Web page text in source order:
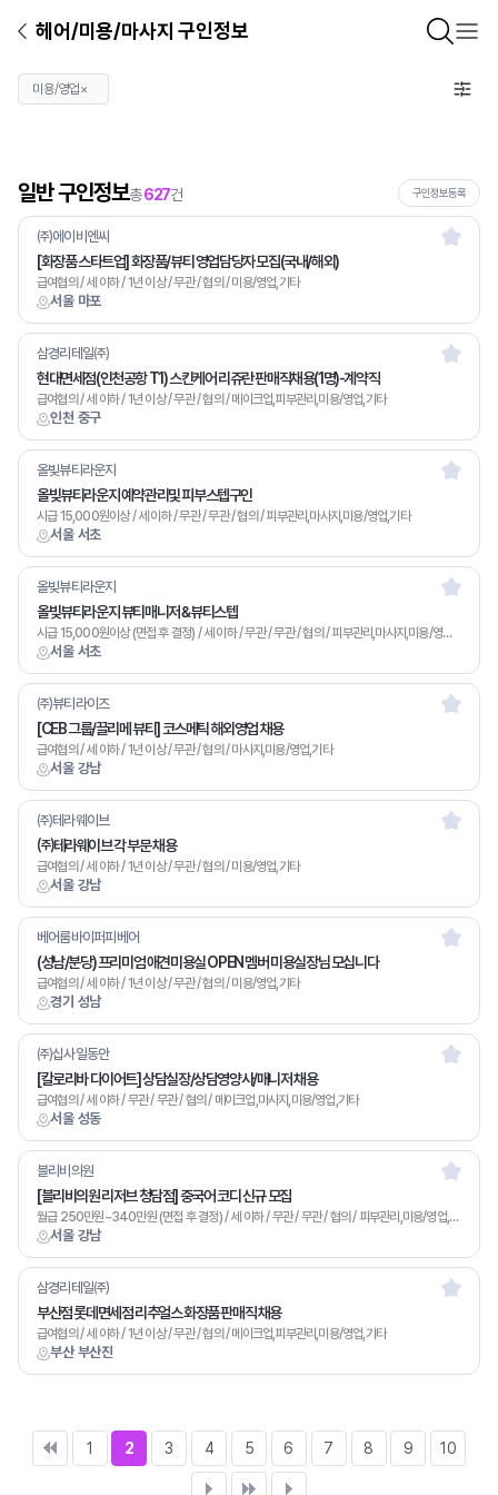
헤어/미용/마사지 구인정보
미용/영업×
일반 구인정보총627건 구인정보등록
서울 마포
㈜에이비엔씨
[화장품 스타트업] 화장품/뷰티 영업담당자 모집(국내/해외)
급여협의 / 세 이하 / 1년 이상 / 무관 / 협의 / 미용/영업,기타
인천 중구
삼경리테일㈜
현대면세점(인천공항 T1) 스킨케어 리쥬란 판매직채용(1명)-계약직
급여협의 / 세 이하 / 1년 이상 / 무관 / 협의 / 메이크업,피부관리,미용/영업,기타
서울 서초
올빚뷰티라운지
올빚뷰티라운지 예약관리및 피부스텝구인
시급 15,000원이상 / 세 이하 / 무관 / 무관 / 협의 / 피부관리,마사지,미용/영업,기타
서울 서초
올빚뷰티라운지
올빚뷰티라운지 뷰티매니저 &뷰티스텝
시급 15,000원이상 (면접 후 결정) / 세 이하 / 무관 / 무관 / 협의 / 피부관리,마사지,미용/영업,기타
서울 강남
㈜뷰티라이즈
[CEB 그룹/끌리메 뷰티] 코스메틱 해외영업 채용
급여협의 / 세 이하 / 1년 이상 / 무관 / 협의 / 마사지,미용/영업,기타
서울 강남
㈜테라웨이브
㈜테라웨이브 각 부문 채용
급여협의 / 세 이하 / 1년 이상 / 무관 / 협의 / 미용/영업,기타
경기 성남
베어룸바이퍼피베어
(성남/분당) 프리미엄 애견미용실 OPEN 멤버 미용실장님 모십니다
급여협의 / 세 이하 / 1년 이상 / 무관 / 협의 / 미용/영업,기타
서울 성동
㈜십사일동안
[칼로리바 다이어트] 상담실장/상담영양사/매니저 채용
급여협의 / 세 이하 / 무관 / 무관 / 협의 / 메이크업,마사지,미용/영업,기타
서울 강남
블리비의원
[블리비의원 리저브 청담점] 중국어 코디 신규 모집
월급 250만원~340만원 (면접 후 결정) / 세 이하 / 무관 / 무관 / 협의 / 피부관리,미용/영업,기타
부산 부산진
삼경리테일㈜
부산점 롯데면세점 리추얼스 화장품 판매직 채용
급여협의 / 세 이하 / 1년 이상 / 무관 / 협의 / 메이크업,피부관리,미용/영업,기타
1 2 3 4 5 6 7 8 9 10